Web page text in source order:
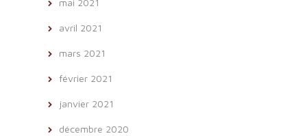
mai 2021
avril 2021
mars 2021
février 2021
janvier 2021
décembre 2020